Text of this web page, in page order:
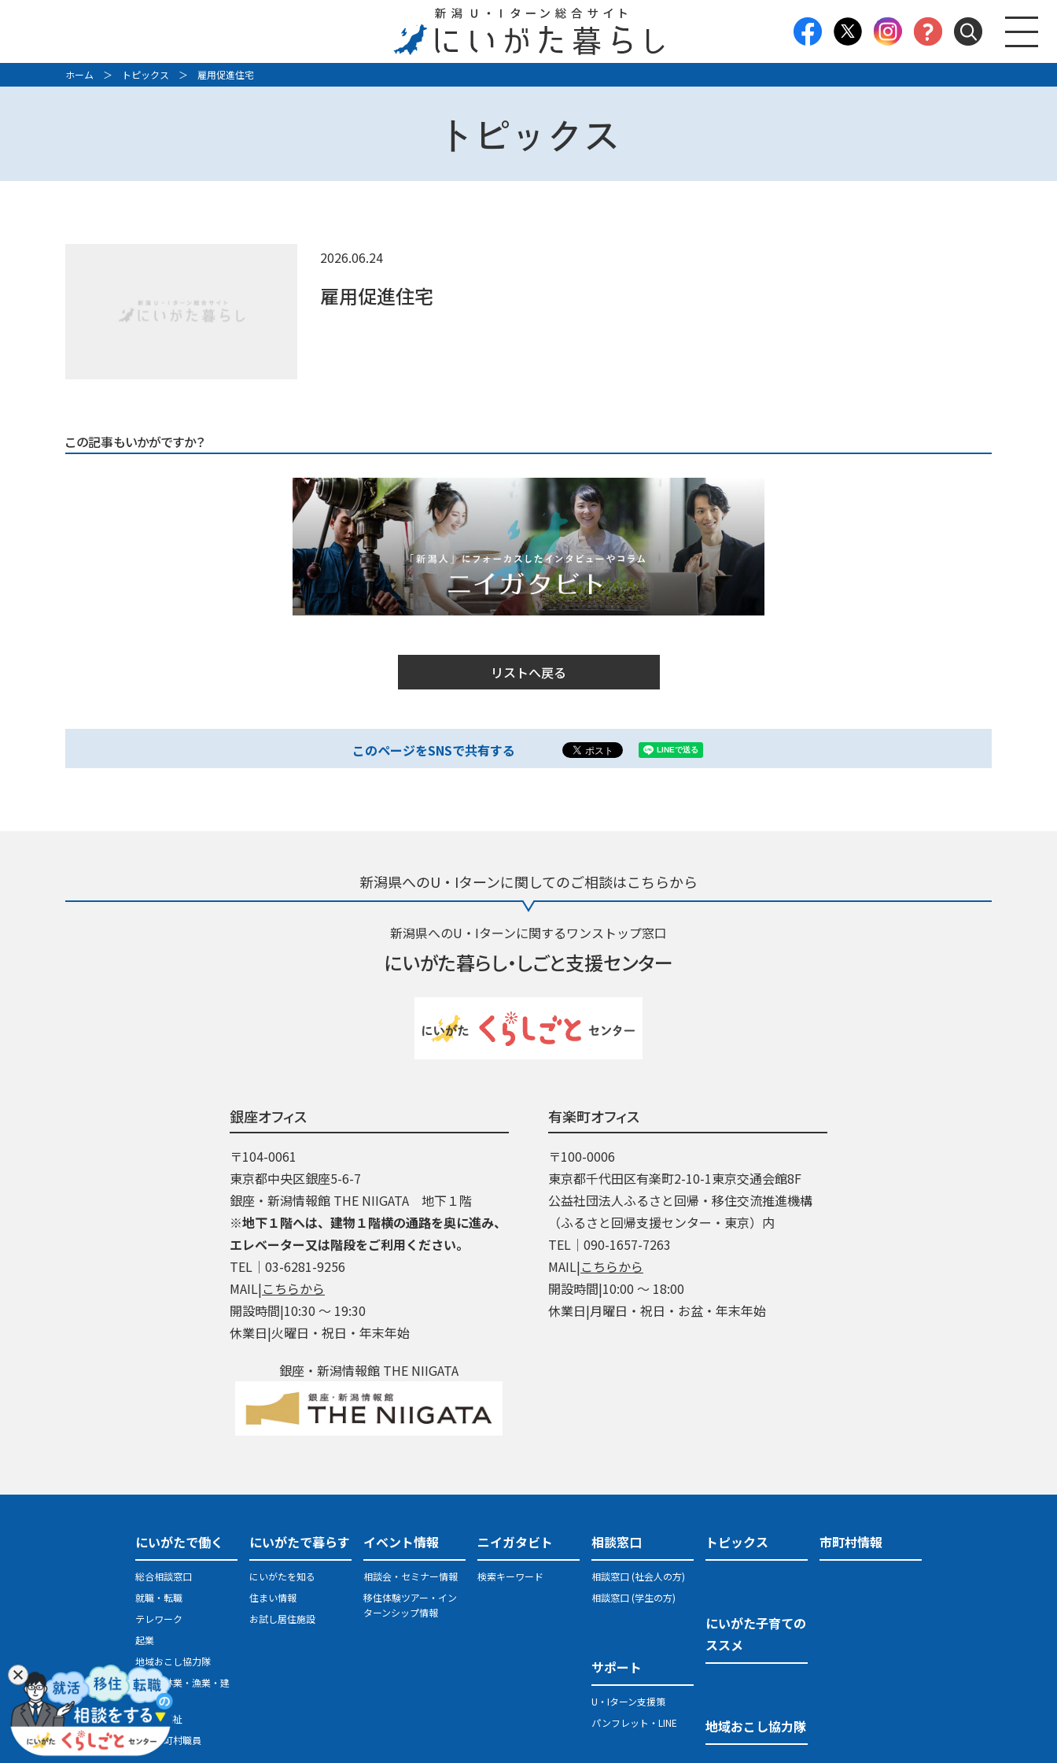
ホーム ＞ トピックス ＞ 雇用促進住宅
トピックス
2026.06.24
雇用促進住宅
この記事もいかがですか？
リストへ戻る
このページをSNSで共有する
新潟県へのU・Iターンに関してのご相談はこちらから
新潟県へのU・Iターンに関するワンストップ窓口
にいがた暮らし・しごと支援センター
銀座オフィス
〒104-0061
東京都中央区銀座5-6-7
銀座・新潟情報館 THE NIIGATA 地下１階
※地下１階へは、建物１階横の通路を奥に進み、
エレベーター又は階段をご利用ください。
TEL│03-6281-9256
MAIL|こちらから
開設時間|10:30 ～ 19:30
休業日|火曜日・祝日・年末年始
銀座・新潟情報館 THE NIIGATA
有楽町オフィス
〒100-0006
東京都千代田区有楽町2-10-1東京交通会館8F
公益社団法人ふるさと回帰・移住交流推進機構
（ふるさと回帰支援センター・東京）内
TEL│090-1657-7263
MAIL|こちらから
開設時間|10:00 ～ 18:00
休業日|月曜日・祝日・お盆・年末年始
にいがたで働く
総合相談窓口
就職・転職
テレワーク
起業
地域おこし協力隊
農業・林業・漁業・建
設業
医療・福祉
県・市町村職員
にいがたで暮らす
にいがたを知る
住まい情報
お試し居住施設
イベント情報
相談会・セミナー情報
移住体験ツアー・イン
ターンシップ情報
ニイガタビト
検索キーワード
相談窓口
相談窓口 (社会人の方)
相談窓口 (学生の方)
サポート
U・Iターン支援策
パンフレット・LINE
トピックス
にいがた子育ての
ススメ
地域おこし協力隊
市町村情報